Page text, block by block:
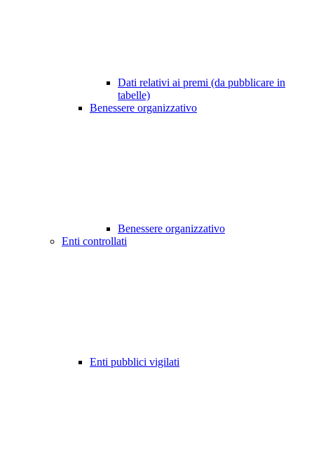
Dati relativi ai premi (da pubblicare in
tabelle)
Benessere organizzativo
Benessere organizzativo
Enti controllati
Enti pubblici vigilati